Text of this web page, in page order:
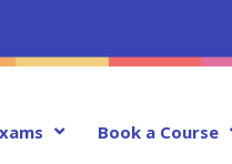
Book a Course